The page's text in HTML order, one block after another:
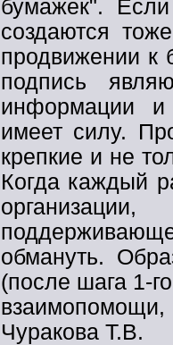
бумажек".
создаются
продвижении к
подпись
информации и
имеет силу.
крепкие и не
Когда каждый
обмануть.
(после шага 1-
взаимопомощи,
Чуракова Т.В.